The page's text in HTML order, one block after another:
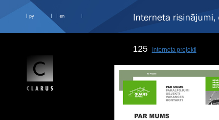
ру en
125 Interneta projekti